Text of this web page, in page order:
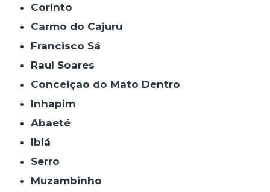
Corinto
Carmo do Cajuru
Francisco Sá
Raul Soares
Conceição do Mato Dentro
Inhapim
Abaeté
Ibiá
Serro
Muzambinho